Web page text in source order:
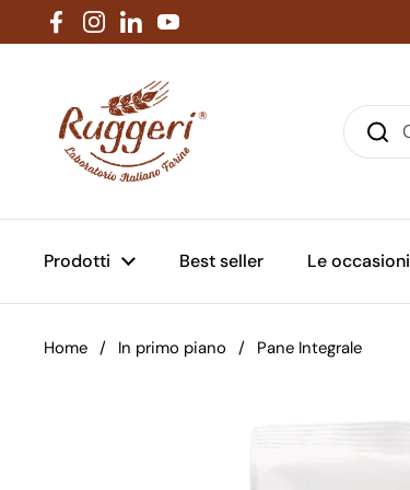
Passa ai contenuti
Facebook
Instagram
LinkedInYouTube
Prodotti Best seller Le occasioni
Home / In primo piano / Pane Integrale